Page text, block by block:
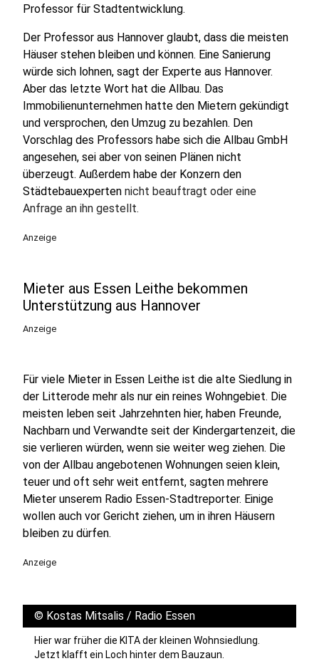
Professor für Stadtentwicklung.
Der Professor aus Hannover glaubt, dass die meisten
Häuser stehen bleiben und können. Eine Sanierung
würde sich lohnen, sagt der Experte aus Hannover.
Aber das letzte Wort hat die Allbau. Das
Immobilienunternehmen hatte den Mietern gekündigt
und versprochen, den Umzug zu bezahlen. Den
Vorschlag des Professors habe sich die Allbau GmbH
angesehen, sei aber von seinen Plänen nicht
überzeugt. Außerdem habe der Konzern den
Städtebauexperten nicht beauftragt oder eine
Anfrage an ihn gestellt.
Anzeige
Mieter aus Essen Leithe bekommen
Unterstützung aus Hannover
Anzeige
Für viele Mieter in Essen Leithe ist die alte Siedlung in
der Litterode mehr als nur ein reines Wohngebiet. Die
meisten leben seit Jahrzehnten hier, haben Freunde,
Nachbarn und Verwandte seit der Kindergartenzeit, die
sie verlieren würden, wenn sie weiter weg ziehen. Die
von der Allbau angebotenen Wohnungen seien klein,
teuer und oft sehr weit entfernt, sagten mehrere
Mieter unserem Radio Essen-Stadtreporter. Einige
wollen auch vor Gericht ziehen, um in ihren Häusern
bleiben zu dürfen.
Anzeige
© Kostas Mitsalis / Radio Essen
Hier war früher die KITA der kleinen Wohnsiedlung.
Jetzt klafft ein Loch hinter dem Bauzaun.